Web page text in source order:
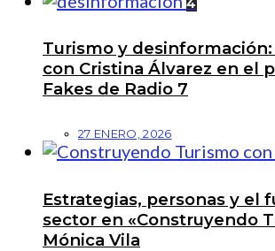
Turismo y
con Cristina Álvarez en el
Fakes de Radio 7
27 ENERO, 2026
Estrategias, personas y el
sector en «Construyendo
Mónica Vila